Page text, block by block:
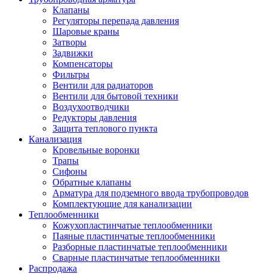
Клапаны
Регуляторы перепада давления
Шаровые краны
Затворы
Задвижки
Компенсаторы
Фильтры
Вентили для радиаторов
Вентили для бытовой техники
Воздухоотводчики
Редукторы давления
Защита теплового пункта
Канализация
Кровельные воронки
Трапы
Сифоны
Обратные клапаны
Арматура для подземного ввода трубопроводов
Комплектующие для канализации
Теплообменники
Кожухопластинчатые теплообменники
Паяные пластинчатые теплообменники
Разборные пластинчатые теплообменники
Сварные пластинчатые теплообменники
Распродажа